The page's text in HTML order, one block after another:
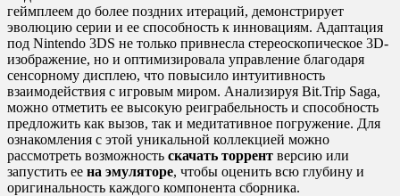
геймплеем до более поздних итераций, демонстрирует
эволюцию серии и ее способность к инновациям. Адаптация
под Nintendo 3DS не только привнесла стереоскопическое 3D-
изображение, но и оптимизировала управление благодаря
сенсорному дисплею, что повысило интуитивность
взаимодействия с игровым миром. Анализируя Bit.Trip Saga,
можно отметить ее высокую реиграбельность и способность
предложить как вызов, так и медитативное погружение. Для
ознакомления с этой уникальной коллекцией можно
рассмотреть возможность скачать торрент версию или
запустить ее на эмуляторе, чтобы оценить всю глубину и
оригинальность каждого компонента сборника.